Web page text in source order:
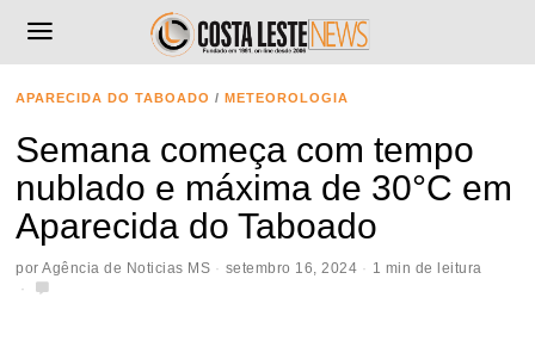
APARECIDA DO TABOADO / METEOROLOGIA
Semana começa com tempo
nublado e máxima de 30°C em
Aparecida do Taboado
porAgência de Noticias MS setembro 16, 2024 1 min de leitura